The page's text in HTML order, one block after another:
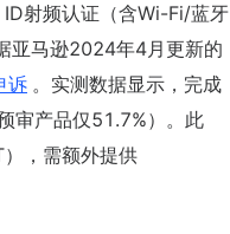
射频认证（含Wi-Fi/蓝牙
亚马逊2024年4月更新的
诉 。实测数据显示，完成
审产品仅51.7%）。此
，需额外提供